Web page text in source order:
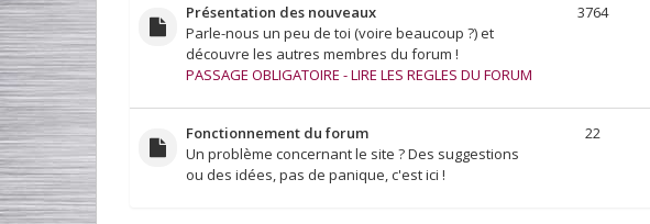
Présentation des nouveaux
Parle-nous un peu de toi (voire beaucoup ?) et
découvre les autres membres du forum !
PASSAGE OBLIGATOIRE - LIRE LES REGLES DU FORUM
3764
Fonctionnement du forum
Un problème concernant le site ? Des suggestions
ou des idées, pas de panique, c'est ici !
22